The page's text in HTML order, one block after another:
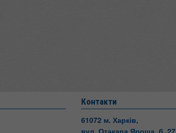
Контакти
61072 м. Харків,
вул. Отакара Яроша, б. 27